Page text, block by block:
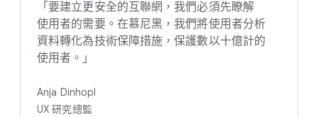
「要​建立​更​安全​的​互聯網，​我們​必須​先​瞭解​
使用者​的​需要。​在​慕尼黑，​我們​將​使用​者​分析​
資料​轉化為​技術​保障​措施，​保護​數​以​十億計​的​
使用​者。​」
Anja Dinhopl
U​X 研究​總監